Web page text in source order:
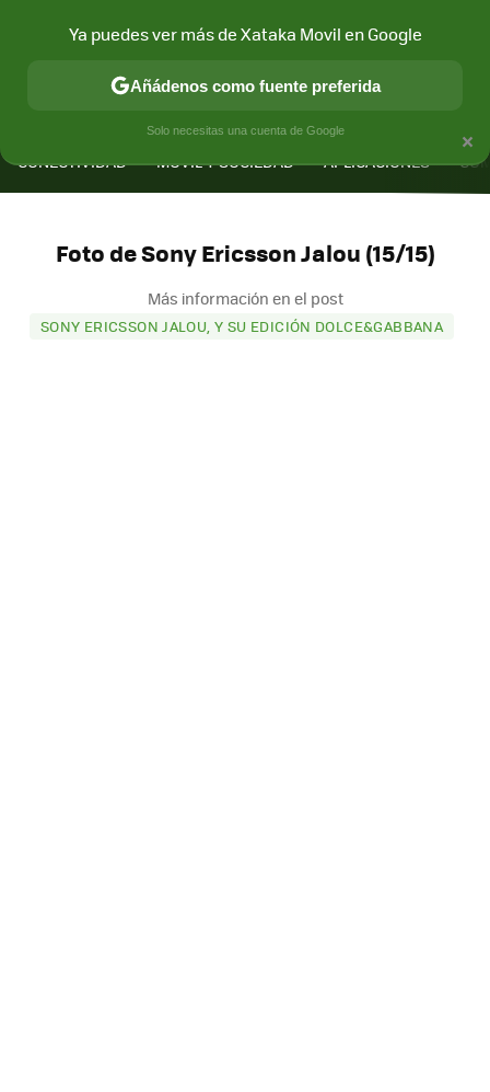
CONECTIVIDAD MÓVIL Y SOCIEDAD APLICACIONES
Foto de Sony Ericsson Jalou (15/15)
Más información en el post
SONY ERICSSON JALOU, Y SU EDICIÓN DOLCE&GABBANA
×
Ya puedes ver más de Xataka Movil en Google
Añádenos como fuente preferida
Solo necesitas una cuenta de Google